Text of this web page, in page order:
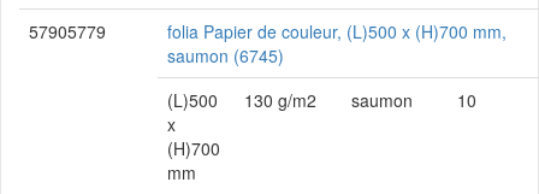
57905779
folia Papier de couleur, (L)500 x (H)700 mm,
saumon (6745)
(L)500
x
(H)700
mm
130 g/m2 saumon 10